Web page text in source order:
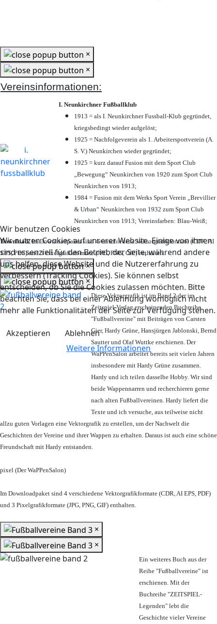
Wir benutzen Cookies
Wir nutzen Cookies auf unserer Website. Einige von ihnen
sind essenziell für den Betrieb der Seite, während andere
uns helfen, diese Website und die Nutzererfahrung zu
verbessern (Tracking Cookies). Sie können selbst
entscheiden, ob Sie die Cookies zulassen möchten. Bitte
beachten Sie, dass bei einer Ablehnung womöglich nicht
mehr alle Funktionalitäten der Seite zur Verfügung stehen.
Akzeptieren
Ablehnen
Weitere Informationen
×
×
Vereinsinformationen:
I. Neunkirchner Fußballklub
1913 = als I. Neunkirchner Fussball-Klub gegründet,
kriegsbedingt wieder aufgelöst;
1925 = Nachfolgeverein als 1. Arbeitersportverein (A.
S. V.) Neunkirchen wieder gegründet;
1925 = kurz darauf Fusion mit dem Sport Club
„Bewegung“ Neunkirchen von 1920 zum Sport Club
Neunkirchen von 1913;
1984 = Fusion mit dem Werks Sport Verein „Brevillier
& Urban“ Neunkirchen von 1932 zum Sport Club
Neunkirchen von 1913; Vereinsfarben: Blau-Weiß;
Download:Im Downloadpaket sind 4 verschiedene Vektorgrafikformate (CDR, AI
EPS, PDF) und 3 Pixelgrafikformate (JPG, PNG, GIF) enthalten.
×
×
Diese Vektorgrafik ist im Band 2 der im
Zeitspiel-Verlag erscheinenden Buchreihe
"Fußballvereine" mit Beiträgen von Carsten
Gier, Hardy Grüne, Hansjürgen Jablonski, Bernd
Sautter und Olaf Wuttke erschienen. Der
WaPPenSalon arbeitet bereits seit vielen Jahren
insbesondere mit Hardy Grüne zusammen.
Hardy und ich teilen dasselbe Hobby. Wir sind
beide Wappennarren und recherchieren gerne
nach alten Fußballvereinen. Hardy liefert die
Texte und ich versuche, aus teilweise nicht
allzu guten Vorlagen eine Vektorgrafik zu erstellen, um der Nachwelt die
Geschichten der Vereine und ihrer Wappen zu erhalten. Daraus ist auch eine schöne
Freundschaft mit Hardy entstanden.
pixel (Der WaPPenSalon)
Im Downloadpaket sind 4 verschiedene Vektorgrafikformate (CDR, AI EPS, PDF)
und 3 Pixelgrafikformate (JPG, PNG, GIF) enthalten.
×
×
Ein weiteres Buch aus der
Reihe "Fußballvereine" ist
erschienen. Mit der
Buchreihe "ZEITSPIEL-
Legenden" lebt die
Geschichte vieler Vereine